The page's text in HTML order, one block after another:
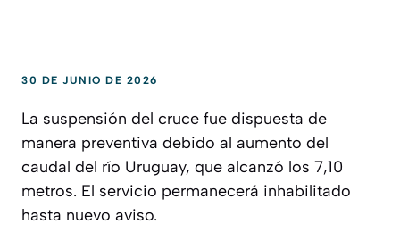
30 DE JUNIO DE 2026
La suspensión del cruce fue dispuesta de
manera preventiva debido al aumento del
caudal del río Uruguay, que alcanzó los 7,10
metros. El servicio permanecerá inhabilitado
hasta nuevo aviso.